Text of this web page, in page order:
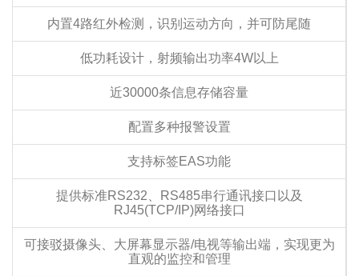
内置4路红外检测，识别运动方向，并可防尾随
低功耗设计，射频输出功率4W以上
近30000条信息存储容量
配置多种报警设置
支持标签EAS功能
提供标准RS232、RS485串行通讯接口以及
RJ45(TCP/IP)网络接口
可接驳摄像头、大屏幕显示器/电视等输出端，实现更为
直观的监控和管理